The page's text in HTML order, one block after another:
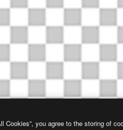
с помощью нашего
Cookies”, you agree to the storing of